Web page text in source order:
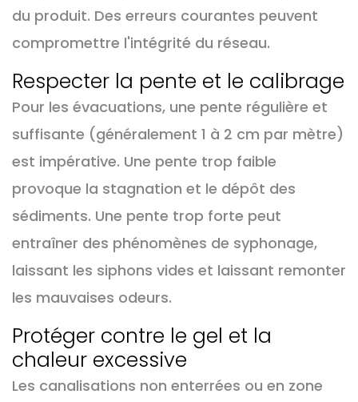
du produit. Des erreurs courantes peuvent
compromettre l'intégrité du réseau.
Respecter la pente et le calibrage
Pour les évacuations, une pente régulière et
suffisante (généralement 1 à 2 cm par mètre)
est impérative. Une pente trop faible
provoque la stagnation et le dépôt des
sédiments. Une pente trop forte peut
entraîner des phénomènes de syphonage,
laissant les siphons vides et laissant remonter
les mauvaises odeurs.
Protéger contre le gel et la
chaleur excessive
Les canalisations non enterrées ou en zone